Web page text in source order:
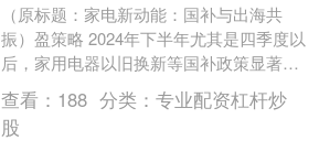
（原标题：家电新动能：国补与出海共
振）盈策略 2024年下半年尤其是四季度以
后，家用电器以旧换新等国补政策显著提
升了家电上市公司业绩，2025年一季度表
现更为突....
查看： 188 分类： 专业配资杠杆炒
股